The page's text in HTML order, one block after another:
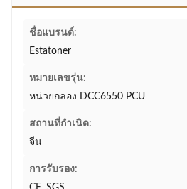
ชื่อแบรนด์:
Estatoner
หมายเลขรุ่น:
หน่วยกลอง DCC6550 PCU
สถานที่กำเนิด:
จีน
การรับรอง: